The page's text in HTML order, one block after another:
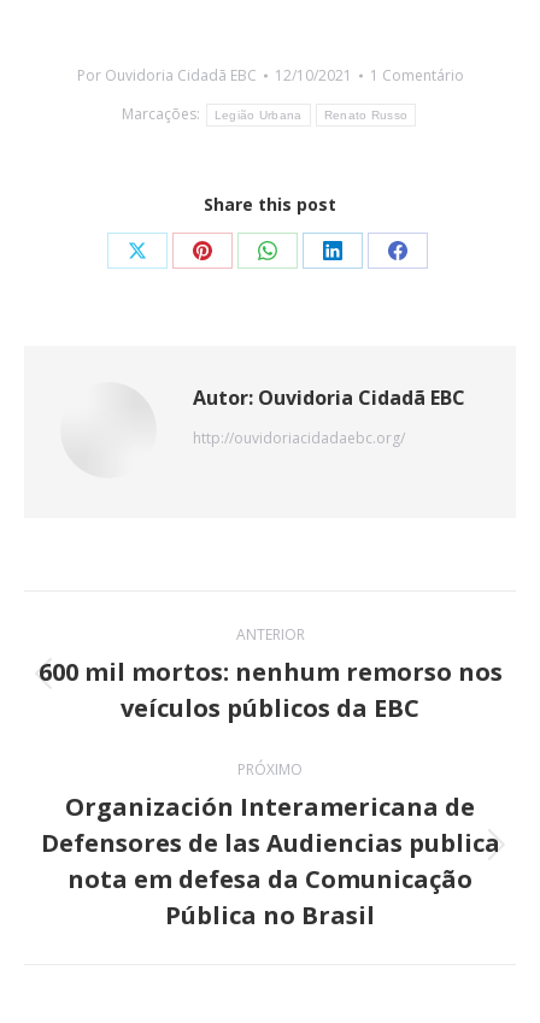
Por Ouvidoria Cidadã EBC 12/10/2021
1 Comentário
Marcações:
Legião Urbana Renato Russo
Share this post
Share Share Share Share Share
Autor: Ouvidoria Cidadã EBC
http://ouvidoriacidadaebc.org/
Navegação
de
post:
ANTERIOR
Post
anterior:
600 mil mortos: nenhum remorso nos
veículos públicos da EBC
PRÓXIMO
Próximo
post:
Organización Interamericana de
Defensores de las Audiencias publica
nota em defesa da Comunicação
Pública no Brasil